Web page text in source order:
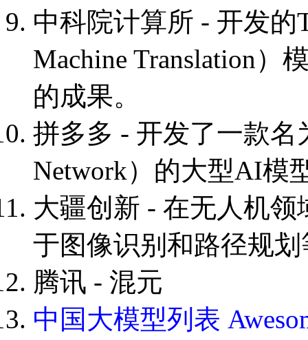
中科院计算所 - 开发的
Machine Translation）
的成果。
拼多多 - 开发了一款名
Network）的大型AI模
大疆创新 - 在无人机
于图像识别和路径规
腾讯 - 混元
中国大模型列表